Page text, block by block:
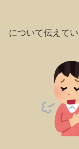
について伝えて